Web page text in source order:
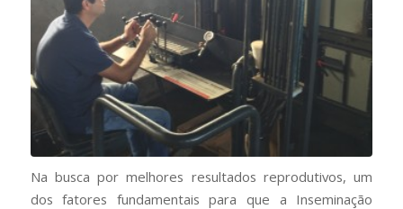
Na busca por melhores resultados reprodutivos, um
dos fatores fundamentais para que a Inseminação